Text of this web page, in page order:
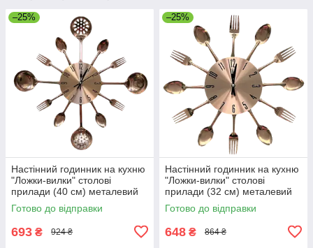
–25%
Настінний годинник на кухню
"Ложки-вилки" столові
прилади (40 cм) металевий
ЛВ-Мет-G-400 Timelike™
мідні
Готово до відправки
693 ₴ 924 ₴
–25%
Настінний годинник на кухню
"Ложки-вилки" столові
прилади (32 cм) металевий
ЛВ-Мет-G Timelike™ мідні
Готово до відправки
648 ₴ 864 ₴